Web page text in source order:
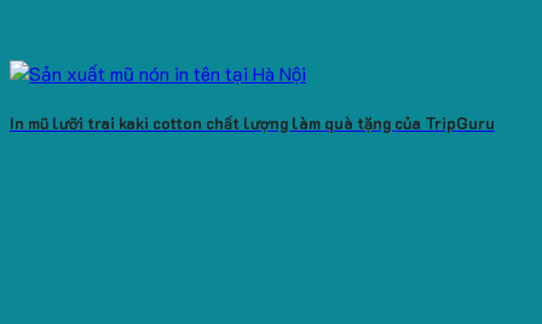
In mũ lưỡi trai kaki cotton chất lượng làm quà tặng của TripGuru